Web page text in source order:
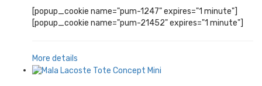
[popup_cookie name="pum-1247" expires="1 minute"]
[popup_cookie name="pum-21452" expires="1 minute"]
More details